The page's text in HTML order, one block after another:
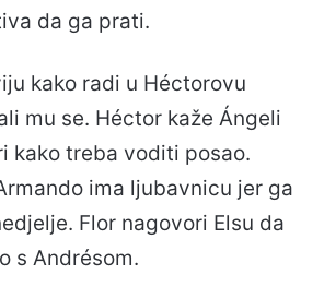
da ga prati.
kako radi u Héctorovu
mu se. Héctor kaže Ángeli
kako treba voditi posao.
ima ljubavnicu jer ga
Flor nagovori Elsu da
s Andrésom.